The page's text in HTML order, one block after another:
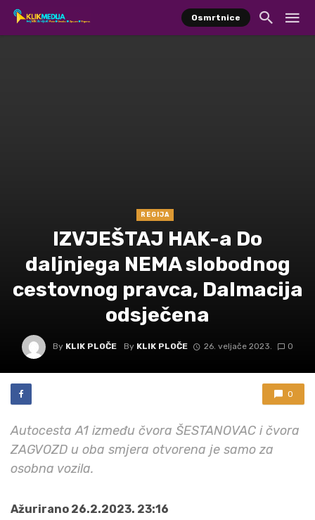
Osmrtnice
REGIJA
IZVJEŠTAJ HAK-a Do
daljnjega NEMA slobodnog
cestovnog pravca, Dalmacija
odsječena
By KLIK PLOČE By KLIK PLOČE 26. veljače 2023. 0
0
Autocesta A1 između čvora ŠESTANOVAC i čvora
ZAGVOZD u oba smjera otvorena je samo za
osobna vozila.
Ažurirano 26.2.2023. 23:16